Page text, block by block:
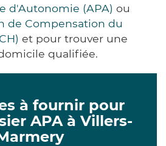
d'Autonomie (APA) ou
de Compensation du
et pour trouver une
qualifiée.
à fournir pour
APA à Villers-